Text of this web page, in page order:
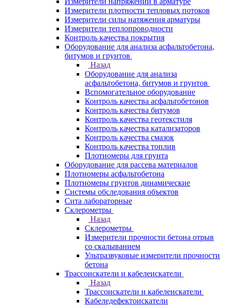
Измерители плотности тепловых потоков
Измерители силы натяжения арматуры
Измерители теплопроводности
Контроль качества покрытия
Оборудование для анализа асфальтобетона,
битумов и грунтов
Назад
Оборудование для анализа
асфальтобетона, битумов и грунтов
Вспомогательное оборудование
Контроль качества асфальтобетонов
Контроль качества битумов
Контроль качества геотекстиля
Контроль качества катализаторов
Контроль качества смазок
Контроль качества топлив
Плотномеры для грунта
Оборудование для рассева материалов
Плотномеры асфальтобетона
Плотномеры грунтов динамические
Системы обследования объектов
Сита лабораторные
Склерометры
Назад
Склерометры
Измерители прочности бетона отрыв
со скалыванием
Ультразвуковые измерители прочности
бетона
Трассоискатели и кабелеискатели
Назад
Трассоискатели и кабелеискатели
Кабеледефектоискатели